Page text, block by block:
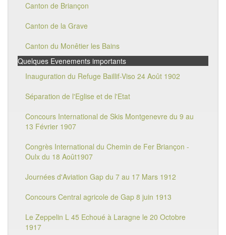
Canton de Briançon
Canton de la Grave
Canton du Monêtier les Bains
Quelques Evenements importants
Inauguration du Refuge Baillif-Viso 24 Août 1902
Séparation de l'Eglise et de l'Etat
Concours International de Skis Montgenevre du 9 au
13 Février 1907
Congrès International du Chemin de Fer Briançon -
Oulx du 18 Août1907
Journées d'Aviation Gap du 7 au 17 Mars 1912
Concours Central agricole de Gap 8 juin 1913
Le Zeppelin L 45 Echoué à Laragne le 20 Octobre
1917